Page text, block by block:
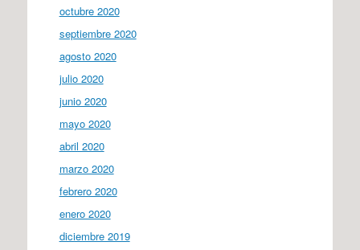
octubre 2020
septiembre 2020
agosto 2020
julio 2020
junio 2020
mayo 2020
abril 2020
marzo 2020
febrero 2020
enero 2020
diciembre 2019